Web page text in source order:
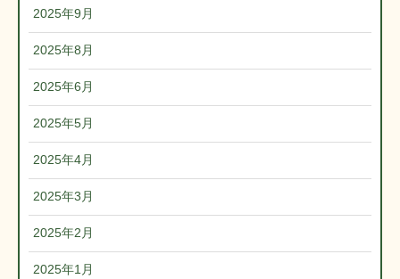
2025年9月
2025年8月
2025年6月
2025年5月
2025年4月
2025年3月
2025年2月
2025年1月